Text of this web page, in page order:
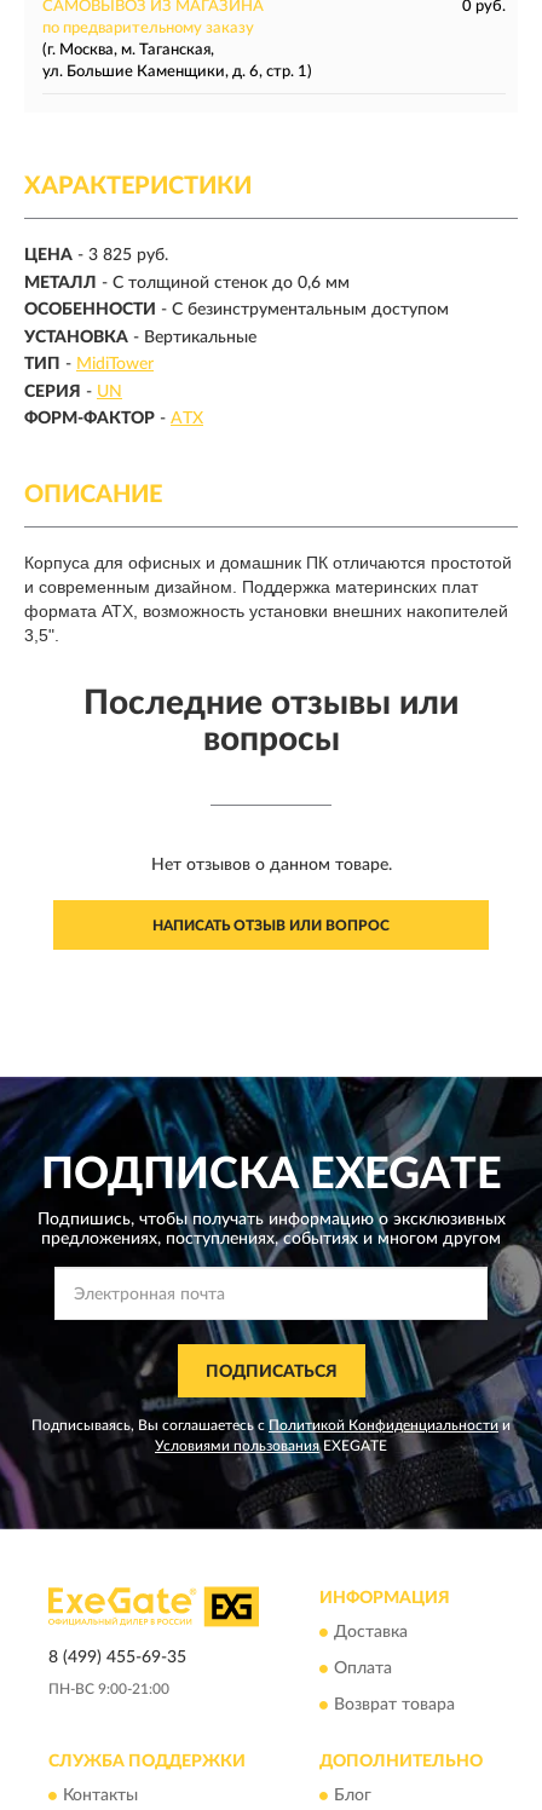
САМОВЫВОЗ ИЗ МАГАЗИНА
0 руб.
по предварительному заказу
(г. Москва, м. Таганская,
ул. Большие Каменщики, д. 6, стр. 1)
ХАРАКТЕРИСТИКИ
ЦЕНА - 3 825 руб.
МЕТАЛЛ - С толщиной стенок до 0,6 мм
ОСОБЕННОСТИ - С безинструментальным доступом
УСТАНОВКА - Вертикальные
ТИП - MidiTower
СЕРИЯ - UN
ФОРМ-ФАКТОР - ATX
ОПИСАНИЕ
Корпуса для офисных и домашник ПК отличаются простотой
и современным дизайном. Поддержка материнских плат
формата ATX, возможность установки внешних накопителей
3,5".
Последние отзывы или
вопросы
Нет отзывов о данном товаре.
НАПИСАТЬ ОТЗЫВ ИЛИ ВОПРОС
ПОДПИСКАEXEGATE
Подпишись, чтобы получать информацию о эксклюзивных
предложениях, поступлениях, событиях и многом другом
ПОДПИСАТЬСЯ
Подписываясь, Вы соглашаетесь сПолитикой Конфиденциальности и
Условиями пользованияEXEGATE
8 (499) 455-69-35
ПН-ВС 9:00-21:00
ИНФОРМАЦИЯ
Доставка
Оплата
Возврат товара
СЛУЖБА ПОДДЕРЖКИ
Контакты
ДОПОЛНИТЕЛЬНО
Блог